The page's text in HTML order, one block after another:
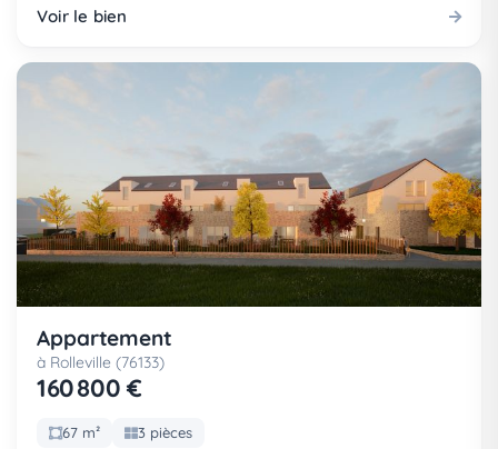
Voir le bien
Appartement
à Rolleville (76133)
160 800 €
67 m² 3 pièces